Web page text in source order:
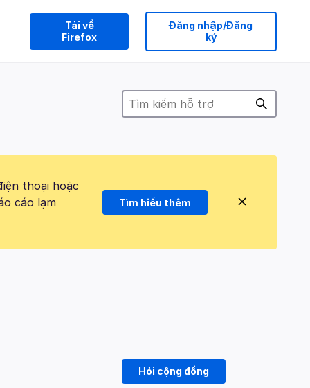
Tải về
Firefox
Đăng nhập/Đăng
ký
thoại hoặc
cáo lạm
Tìm hiểu thêm
Hỏi cộng đồng